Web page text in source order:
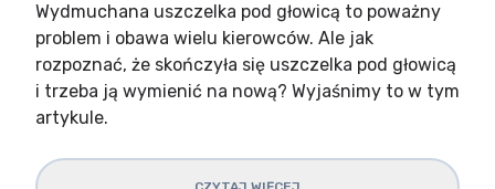
Wydmuchana uszczelka pod głowicą to poważny
problem i obawa wielu kierowców. Ale jak
rozpoznać, że skończyła się uszczelka pod głowicą
i trzeba ją wymienić na nową? Wyjaśnimy to w tym
artykule.